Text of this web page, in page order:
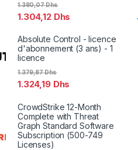
1.304,12 Dhs
1.380,07Dhs
Absolute Control - licence
d'abonnement (3 ans) - 1
licence
1.324,19 Dhs
1.379,87Dhs
CrowdStrike 12-Month
Complete with Threat
Graph Standard Software
Subscription (500-749
Licenses)